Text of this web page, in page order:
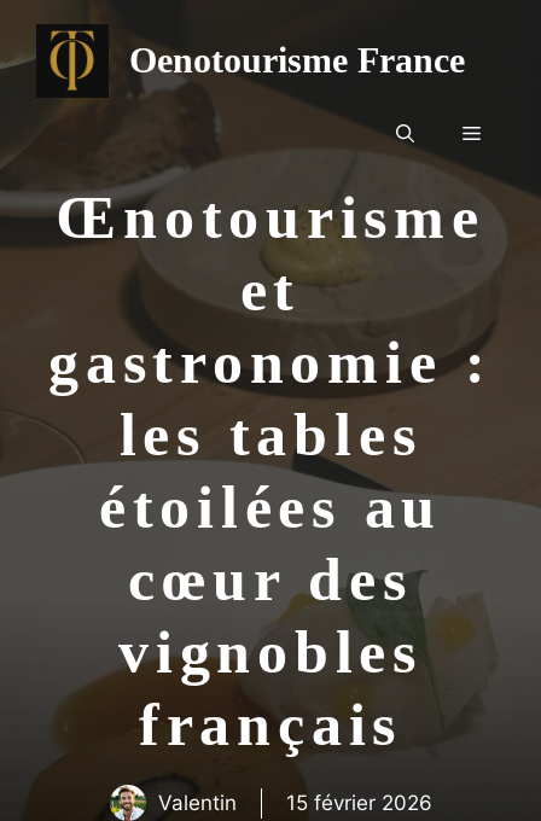
contenu
Oenotourisme France
Menu
Œnotourisme
et
gastronomie :
les tables
étoilées au
cœur des
vignobles
français
Valentin 15 février 2026